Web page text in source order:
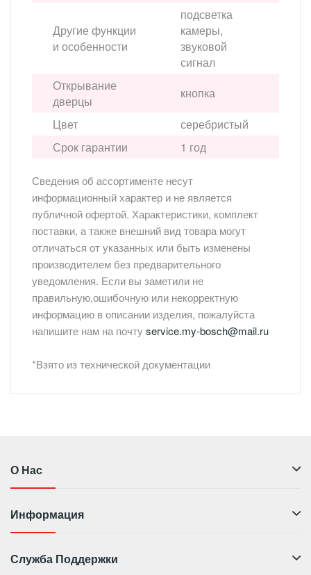
Другие функции
и особенности
подсветка
камеры,
звуковой
сигнал
Открывание
дверцы
кнопка
Цвет
серебристый
Срок гарантии
1 год
Сведения об ассортименте несут
информационный характер и не является
публичной офертой. Характеристики, комплект
поставки, а также внешний вид товара могут
отличаться от указанных или быть изменены
производителем без предварительного
уведомления. Если вы заметили не
правильную,ошибочную или некорректную
информацию в описании изделия, пожалуйста
напишите нам на почтуservice.my-bosch@mail.ru
*Взято из технической документации
О Нас
Информация
Служба Поддержки